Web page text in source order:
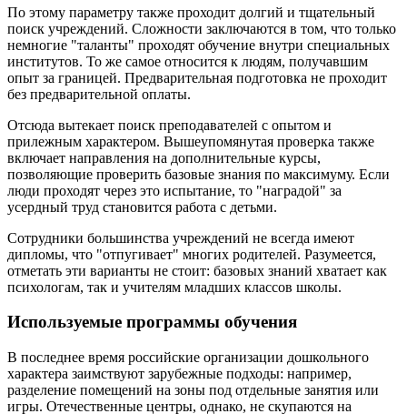
По этому параметру также проходит долгий и тщательный
поиск учреждений. Сложности заключаются в том, что только
немногие "таланты" проходят обучение внутри специальных
институтов. То же самое относится к людям, получавшим
опыт за границей. Предварительная подготовка не проходит
без предварительной оплаты.
Отсюда вытекает поиск преподавателей с опытом и
прилежным характером. Вышеупомянутая проверка также
включает направления на дополнительные курсы,
позволяющие проверить базовые знания по максимуму. Если
люди проходят через это испытание, то "наградой" за
усердный труд становится работа с детьми.
Сотрудники большинства учреждений не всегда имеют
дипломы, что "отпугивает" многих родителей. Разумеется,
отметать эти варианты не стоит: базовых знаний хватает как
психологам, так и учителям младших классов школы.
Используемые программы обучения
В последнее время российские организации дошкольного
характера заимствуют зарубежные подходы: например,
разделение помещений на зоны под отдельные занятия или
игры. Отечественные центры, однако, не скупаются на